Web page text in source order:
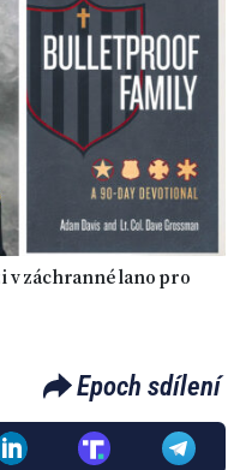
v záchranné lano pro
Epoch sdílení